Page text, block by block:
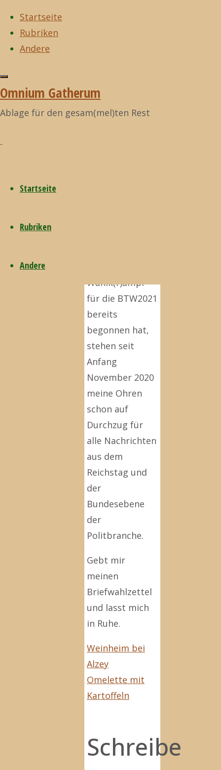
Zum
springen
Startseite
Rubriken
Andere
Omnium Gatherum
Ablage für den gesam(mel)ten Rest
Startseite
Rubriken
Andere
Bundestagswahl
2021
Wahlk(r)ampf
für die BTW2021
bereits
begonnen hat,
stehen seit
Anfang
November 2020
meine Ohren
schon auf
Durchzug für
alle Nachrichten
aus dem
Reichstag und
der
Bundesebene
der
Politbranche.
Gebt mir
meinen
Briefwahlzettel
und lasst mich
in Ruhe.
Weinheim bei
Alzey
Omelette mit
Kartoffeln
Schreibe